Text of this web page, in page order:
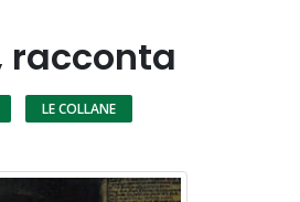
racconta
LE COLLANE